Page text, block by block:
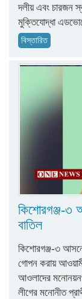
দলীয় এবং চারজন
মুক্তিযোদ্ধা
বিস্তারিত
কিশোরগঞ্জ-৩
বাতিল
কিশোরগঞ্জ-৩
গোপন করায়
আওলাদের
লীগের মনোনীত